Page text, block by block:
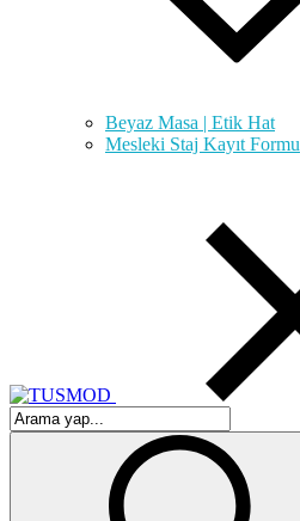
Beyaz Masa | Etik Hat
Mesleki Staj Kayıt Formu